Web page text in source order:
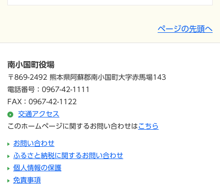
ページの先頭へ
南小国町役場
〒869-2492 熊本県阿蘇郡南小国町大字赤馬場143
電話番号：0967-42-1111
FAX：0967-42-1122
交通アクセス
このホームページに関するお問い合わせは こちら
お問い合わせ
ふるさと納税に関するお問い合わせ
個人情報の保護
免責事項